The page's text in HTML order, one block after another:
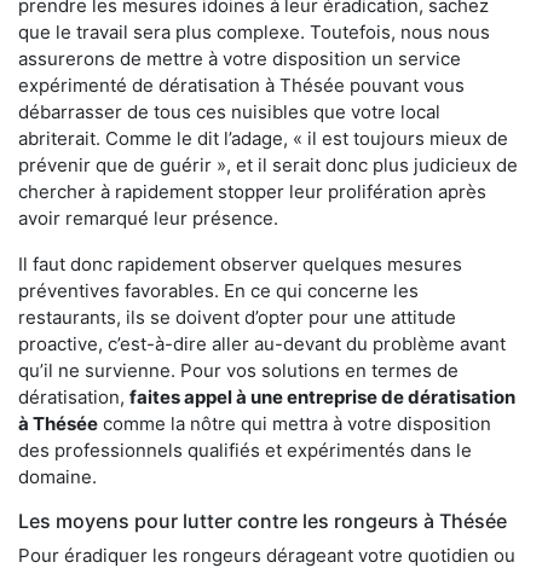
prendre les mesures idoines à leur éradication, sachez
que le travail sera plus complexe. Toutefois, nous nous
assurerons de mettre à votre disposition un service
expérimenté de dératisation à Thésée pouvant vous
débarrasser de tous ces nuisibles que votre local
abriterait. Comme le dit l’adage, « il est toujours mieux de
prévenir que de guérir », et il serait donc plus judicieux de
chercher à rapidement stopper leur prolifération après
avoir remarqué leur présence.
Il faut donc rapidement observer quelques mesures
préventives favorables. En ce qui concerne les
restaurants, ils se doivent d’opter pour une attitude
proactive, c’est-à-dire aller au-devant du problème avant
qu’il ne survienne. Pour vos solutions en termes de
dératisation, faites appel à une entreprise de dératisation
à Thésée comme la nôtre qui mettra à votre disposition
des professionnels qualifiés et expérimentés dans le
domaine.
Les moyens pour lutter contre les rongeurs à Thésée
Pour éradiquer les rongeurs dérageant votre quotidien ou